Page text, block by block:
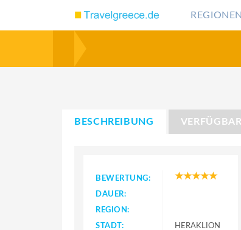
BESCHREIBUNG
BEWERTUNG:
DAUER:
REGION:
STADT:
HERAKLION